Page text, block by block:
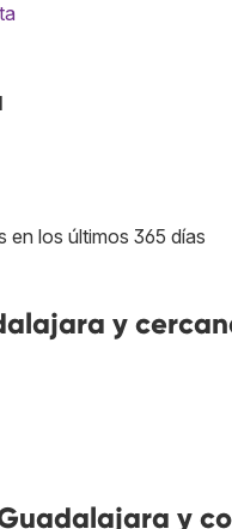
en los últimos 365 días
y
y